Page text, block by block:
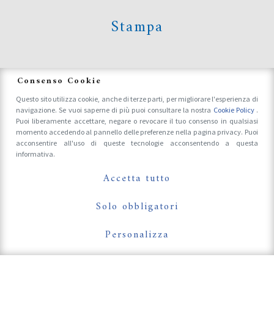
Stampa
Accrediti Stampa e Fotografi
Follow Us On
Consenso Cookie
Questo sito utilizza cookie, anche di terze parti, per migliorare l'esperienza di
navigazione. Se vuoi saperne di più puoi consultare la nostra Cookie Policy .
Puoi liberamente accettare, negare o revocare il tuo consenso in qualsiasi
momento accedendo al pannello delle preferenze nella pagina privacy. Puoi
acconsentire all'uso di queste tecnologie acconsentendo a questa
informativa.
Accetta tutto
Solo obbligatori
Personalizza